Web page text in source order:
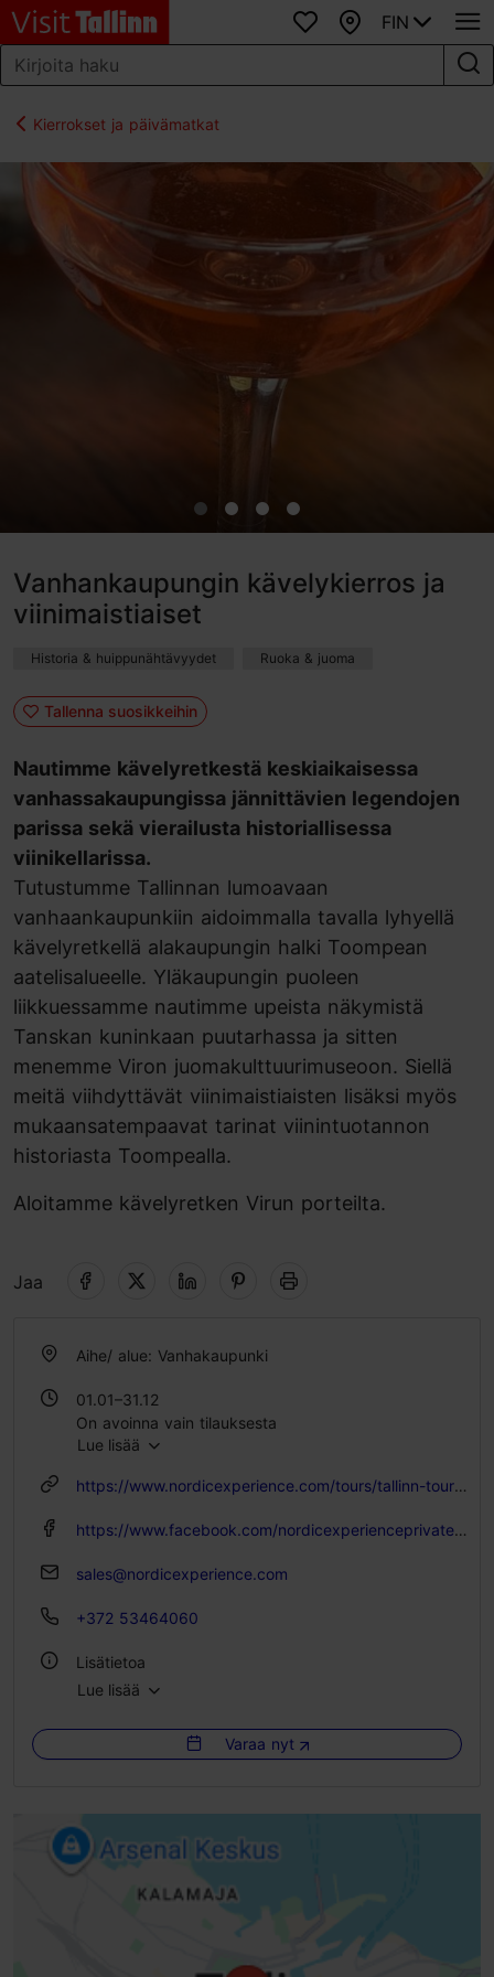
SuosikitKartta
FIN
Kierrokset ja päivämatkat
Vanhankaupungin kävelykierros ja
viinimaistiaiset
Historia & huippunähtävyydet Ruoka & juoma
Tallenna suosikkeihin
Nautimme kävelyretkestä keskiaikaisessa
vanhassakaupungissa jännittävien legendojen
parissa sekä vierailusta historiallisessa
viinikellarissa.
Tutustumme Tallinnan lumoavaan
vanhaankaupunkiin aidoimmalla tavalla lyhyellä
kävelyretkellä alakaupungin halki Toompean
aatelisalueelle. Yläkaupungin puoleen
liikkuessamme nautimme upeista näkymistä
Tanskan kuninkaan puutarhassa ja sitten
menemme Viron juomakulttuurimuseoon. Siellä
meitä viihdyttävät viinimaistiaisten lisäksi myös
mukaansatempaavat tarinat viinintuotannon
historiasta Toompealla.
Aloitamme kävelyretken Virun porteilta.
Jaa
Aihe/ alue: Vanhakaupunki
01.01–31.12
On avoinna vain tilauksesta
Lue lisää
https://www.nordicexperience.com/tours/tallinn-tours/old-town-walking-tour-estonian-wine-tasting-historic-winery/
https://www.facebook.com/nordicexperienceprivatetours/
sales@nordicexperience.com
+372 53464060
Lisätietoa
Liikkuminen: Kävellen
Varaus tarvitaan
Aihe/ alue: Vanhakaupunki
Lue lisää
Varaa nyt